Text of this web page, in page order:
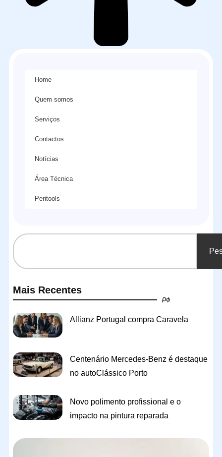
Home
Quem somos
Serviços
Contactos
Notícias
Área Técnica
Peritools
Mais Recentes
Allianz Portugal compra Caravela
Centenário Mercedes-Benz é destaque
no autoClássico Porto
Novo polimento profissional e o
impacto na pintura reparada